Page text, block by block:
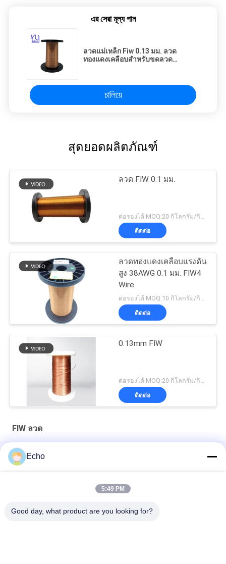
এর সেরা মূল্য পান
ลวดแม่เหล็ก Fiw 0.13 มม. ลวด
ทองแดงเคลือบสำหรับขดลวด
চালিয়ে
สุดยอดผลิตภัณฑ์
ลวด FIW 0.1 มม.
ติดต่อ
ลวดทองแดงเคลือบแรงดัน
สูง 38AWG 0.1 มม. FIW4
Wire
ต่อรองได้ MOQ:10 กิโลกรัม/กิโลกรัม
ติดต่อ
0.13mm FIW
ต่อรองได้ MOQ:20 กิโลกรัม/กิโลกรัม
ติดต่อ
FIW ลวด
ประเภท H 0.13 - 0.4 มิลลิเมตร ทองแดงหมึก
Echo
5:49 PM
Good day, what product are you looking for?